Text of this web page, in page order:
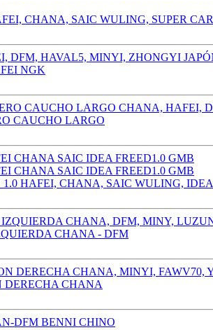
CHANA, SAIC WULING, SUPER
NGK
CAUCHO LARGO
1.0 HAFEI, CHANA, SAIC WULING,
CHANA - DFM
DERECHA CHANA